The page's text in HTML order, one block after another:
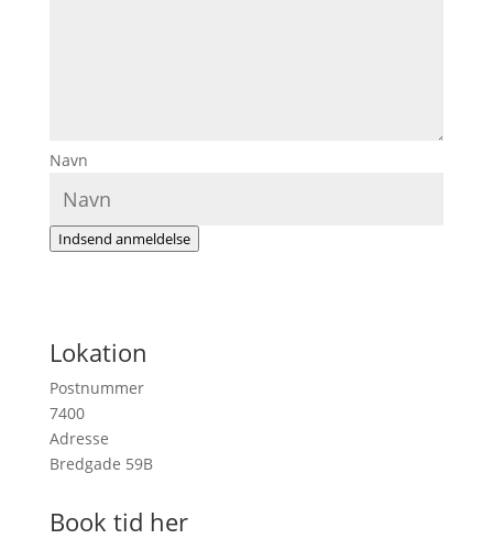
Navn
Indsend anmeldelse
Lokation
Postnummer
7400
Adresse
Bredgade 59B
Book tid her